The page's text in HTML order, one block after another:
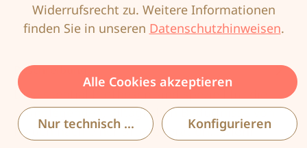
Beschreibung
Die Essential Prothesen sind speziell für die
grundlegenden, alltäglichen Bedürfnisse von
Frauen nach einer Brustoperation…Mehr
Widerrufsrecht zu. Weitere Informationen
finden Sie in unseren Datenschutzhinweisen.
Alle Cookies akzeptieren
Nur technisch notwendigeKonfigurieren